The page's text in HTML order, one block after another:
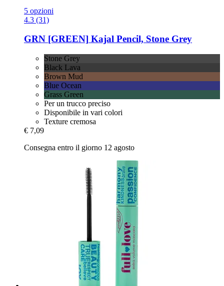
5 opzioni
4.3 (31)
GRN [GREEN] Kajal Pencil, Stone Grey
Stone Grey
Black Lava
Brown Mud
Blue Ocean
Grass Green
Per un trucco preciso
Disponibile in vari colori
Texture cremosa
€ 7,09
Consegna entro il giorno 12 agosto